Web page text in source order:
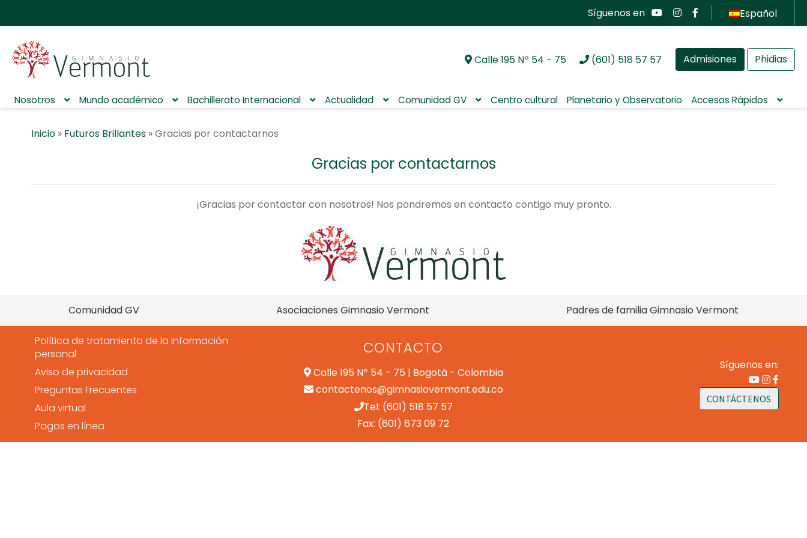
Síguenos en Español
la
contenido
Calle 195 Nº 54 - 75 (601) 518 57 57 Admisiones Phidias
Nosotros Mundo académico Bachillerato Internacional Actualidad Comunidad GV Centro cultural Planetario y Observatorio Accesos Rápidos
Inicio » Futuros Brillantes »Gracias por contactarnos
Gracias por contactarnos
¡Gracias por contactar con nosotros! Nos pondremos en contacto contigo muy pronto.
Comunidad GV Asociaciones Gimnasio Vermont Padres de familia Gimnasio Vermont
Política de tratamiento de la información
personal
Aviso de privacidad
Preguntas Frecuentes
Aula virtual
Pagos en línea
CONTACTO
Calle 195 Nº 54 - 75 | Bogotá - Colombia
contactenos@gimnasiovermont.edu.co
Tel: (601) 518 57 57
Fax: (601) 673 09 72
Síguenos en:
CONTÁCTENOS